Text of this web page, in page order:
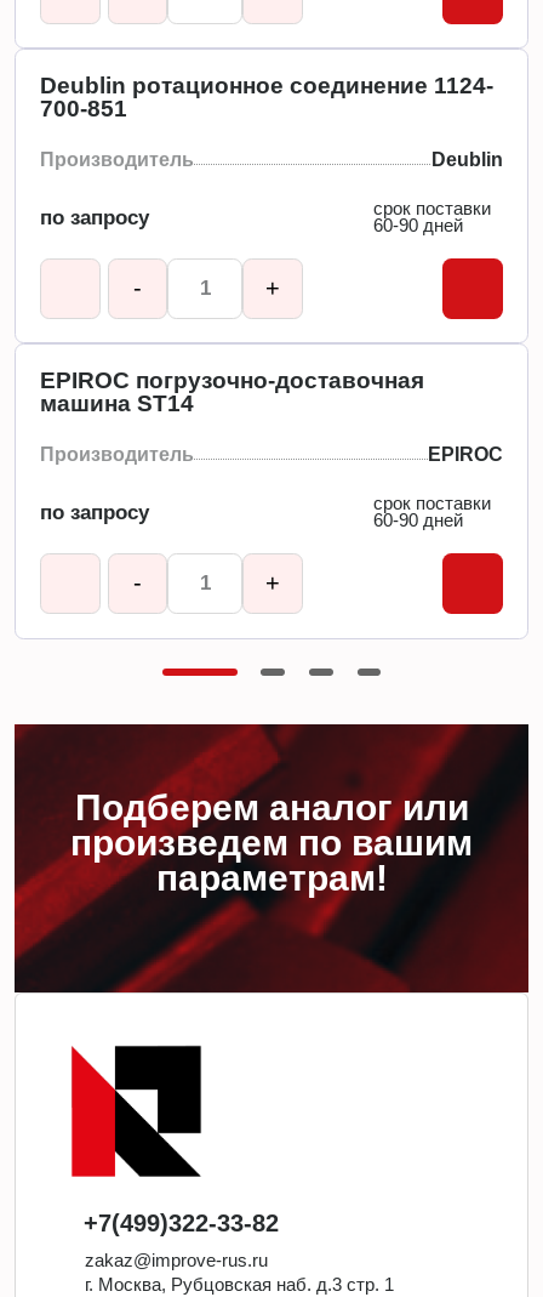
Deublin ротационное соединение 1124-
700-851
Производитель Deublin
по запросу
срок поставки
60-90 дней
- +
EPIROC погрузочно-доставочная
машина ST14
Производитель EPIROC
по запросу
срок поставки
60-90 дней
- +
Подберем аналог или
произведем по вашим
параметрам!
+7(499)322-33-82
zakaz@improve-rus.ru
г. Москва, Рубцовская наб. д.3 стр. 1